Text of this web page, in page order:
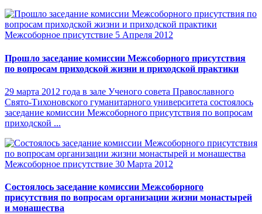
Межсоборное присутствие 5 Апреля 2012
Прошло заседание комиссии Межсоборного присутствия
по вопросам приходской жизни и приходской практики
29 марта 2012 года в зале Ученого совета Православного
Свято-Тихоновского гуманитарного университета состоялось
заседание комиссии Межсоборного присутствия по вопросам
приходской ...
Межсоборное присутствие 30 Марта 2012
Состоялось заседание комиссии Межсоборного
присутствия по вопросам организации жизни монастырей
и монашества